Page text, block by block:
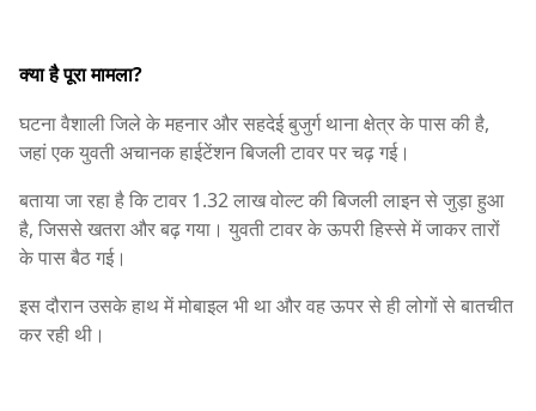
क्या है पूरा मामला?
घटना वैशाली जिले के महनार और सहदेई बुजुर्ग थाना क्षेत्र के पास की है,
जहां एक युवती अचानक हाईटेंशन बिजली टावर पर चढ़ गई।
बताया जा रहा है कि टावर 1.32 लाख वोल्ट की बिजली लाइन से जुड़ा हुआ
है, जिससे खतरा और बढ़ गया। युवती टावर के ऊपरी हिस्से में जाकर तारों
के पास बैठ गई।
इस दौरान उसके हाथ में मोबाइल भी था और वह ऊपर से ही लोगों से बातचीत
कर रही थी।